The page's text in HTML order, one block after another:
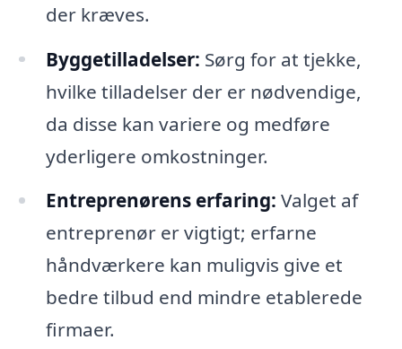
der kræves.
Byggetilladelser: Sørg for at tjekke,
hvilke tilladelser der er nødvendige,
da disse kan variere og medføre
yderligere omkostninger.
Entreprenørens erfaring: Valget af
entreprenør er vigtigt; erfarne
håndværkere kan muligvis give et
bedre tilbud end mindre etablerede
firmaer.